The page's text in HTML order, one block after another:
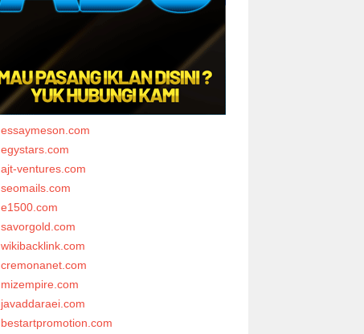
essaymeson.com
egystars.com
ajt-ventures.com
seomails.com
e1500.com
savorgold.com
wikibacklink.com
cremonanet.com
mizempire.com
javaddaraei.com
bestartpromotion.com